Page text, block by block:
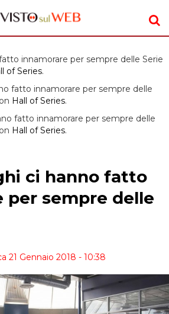
innamorare per sempre delle Serie
of Series.
fatto innamorare per sempre delle
Hall of Series.
fatto innamorare per sempre delle
Hall of Series.
ci hanno fatto
per sempre delle
21 Gennaio 2018 - 10:38